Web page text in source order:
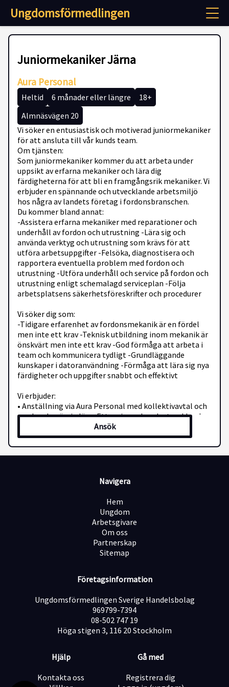
Ungdomsförmedlingen
Juniormekaniker Järna
Aura Personal
Heltid 6 månader eller längre
18+
Almnäsvägen 20
Vi söker en entusiastisk och motiverad juniormekaniker
för att ansluta till vår kunds team.
Om tjänsten:
Som juniormekaniker kommer du att arbeta under
uppsikt av erfarna mekaniker och lära dig
färdigheterna för att bli en framgångsrik mekaniker. Vi
erbjuder en spännande och utvecklande arbetsmiljö
hos några av landets företag i fordonsbranschen.
Du kommer bland annat:
-Assistera erfarna mekaniker med reparationer och
underhåll av fordon och utrustning -Lära sig och
använda verktyg och utrustning som krävs för att
utföra arbetsuppgifter -Felsöka, diagnostisera och
rapportera eventuella problem med fordon och
utrustning -Utföra underhåll och service på fordon och
utrustning enligt schemalagd serviceplan -Följa
arbetsplatsens säkerhetsföreskrifter och procedurer
Vi söker dig som:
-Tidigare erfarenhet av fordonsmekanik är en fördel
men inte ett krav -Teknisk utbildning inom mekanik är
önskvärt men inte ett krav -God förmåga att arbeta i
team och kommunicera tydligt -Grundläggande
kunskaper i datoranvändning -Förmåga att lära sig nya
färdigheter och uppgifter snabbt och effektivt
Vi erbjuder:
• Anställning via Aura Personal med kollektivavtal och
marknadsmässig lön • Ett varierande och utvecklande
uppdrag i en professionell miljö • Stöd från engagerad
konsultchef genom hela anställningen • Möjlighet till
längre uppdrag eller vidare karriärmöjligheter via oss
Ansök redan idag! Vi behandlar ansökningarna löpande
Välkommen med din ansökan till Aura Personal – där
rätt kompetens möter rätt möjligheter.
Ansök
Navigera
Hem
Ungdom
Arbetsgivare
Om oss
Partnerskap
Sitemap
Företagsinformation
Ungdomsförmedlingen Sverige Handelsbolag
969799-7394
08-502 747 19
Höga stigen 3, 116 20 Stockholm
Hjälp
Kontakta oss
Gå med
Registrera dig